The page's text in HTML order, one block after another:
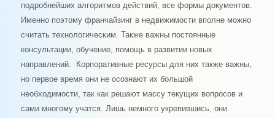
подробнейших алгоритмов действий, все формы документов.
Именно поэтому франчайзинг в недвижимости вполне можно
считать технологическим. Также важны постоянные
консультации, обучение, помощь в развитии новых
направлений. Корпоративные ресурсы для них также важны,
но первое время они не осознают их большой
необходимости, так как решают массу текущих вопросов и
сами многому учатся. Лишь немного укрепившись, они